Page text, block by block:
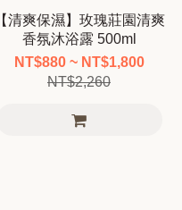
【清爽保濕】玫瑰莊園清爽
香氛沐浴露 500ml
NT$880 ~ NT$1,800
NT$2,260